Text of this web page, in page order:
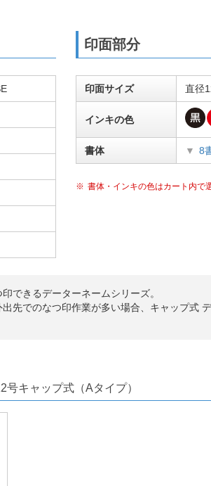
印面部分
印面サイズ 直径
インキの色
書体 8
書体・インキの色はカート内で
できるデーターネームシリーズ。
先でのなつ印作業が多い場合、キャップ式
号キャップ式（Aタイプ）